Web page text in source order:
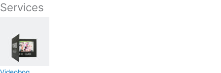
Services